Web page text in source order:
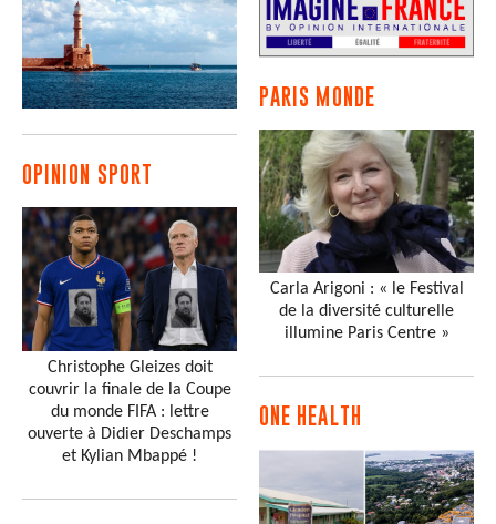
OPINION SPORT
Christophe Gleizes doit
couvrir la finale de la Coupe
du monde FIFA : lettre
ouverte à Didier Deschamps
et Kylian Mbappé !
PARIS MONDE
Carla Arigoni : « le Festival
de la diversité culturelle
illumine Paris Centre »
ONE HEALTH